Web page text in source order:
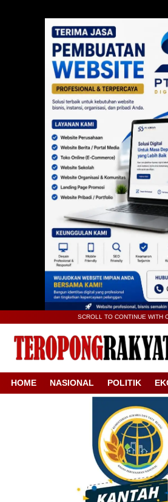
SCROLL TO CONTINUE WITH
HOME NASIONAL POLITIK